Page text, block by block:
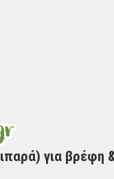
για